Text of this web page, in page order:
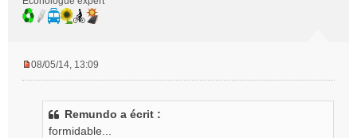
08/05/14, 13:09
Remundo a écrit :
formidable...